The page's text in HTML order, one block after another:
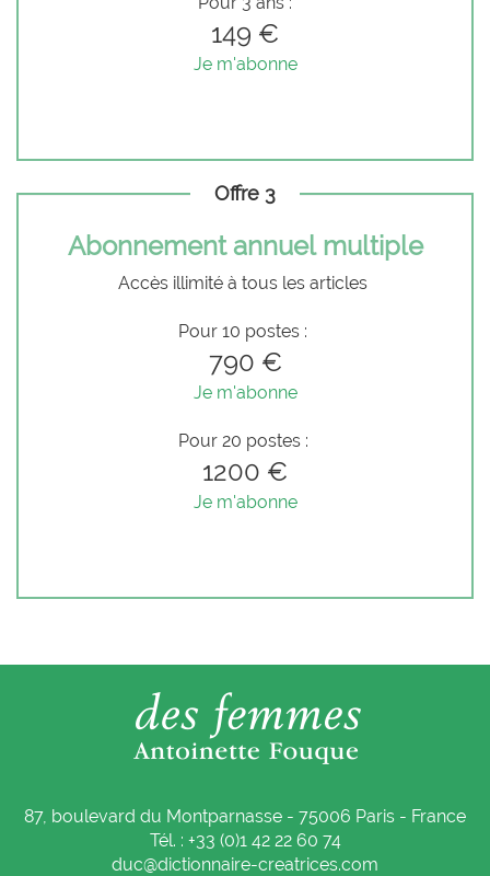
149 €
Je m'abonne
Offre 3
Abonnement annuel multiple
Accès illimité à tous les articles
Pour 10 postes :
790 €
Je m'abonne
Pour 20 postes :
1200 €
Je m'abonne
87, boulevard du Montparnasse - 75006 Paris - France
Tél. : +33 (0)1 42 22 60 74
duc@dictionnaire-creatrices.com